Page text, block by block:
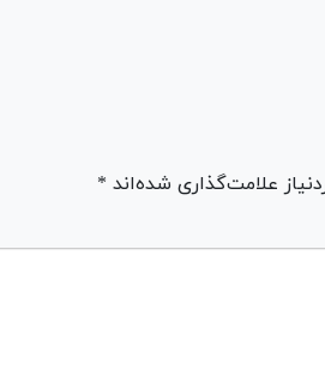
علامت‌گذاری شده‌اند *